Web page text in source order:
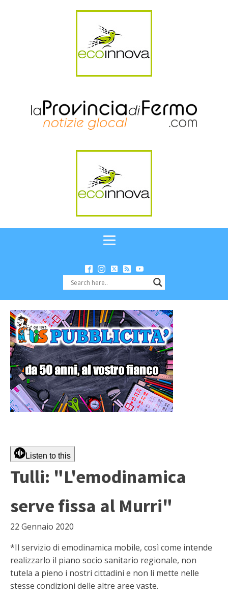
Listen to this
Tulli: "L'emodinamica
serve fissa al Murri"
22 Gennaio 2020
*Il servizio di emodinamica mobile, così come intende
realizzarlo il piano socio sanitario regionale, non
tutela a pieno i nostri cittadini e non li mette nelle
stesse condizioni delle altre aree vaste.